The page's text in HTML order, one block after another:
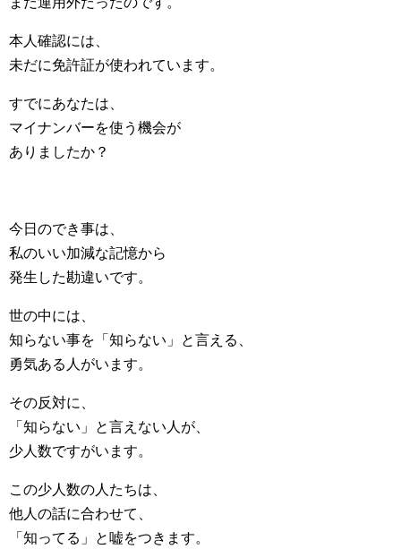
本人確認には、
未だに免許証が使われています。
すでにあなたは、
マイナンバーを使う機会が
ありましたか？
今日のでき事は、
私のいい加減な記憶から
発生した勘違いです。
世の中には、
知らない事を「知らない」と言える、
勇気ある人がいます。
その反対に、
「知らない」と言えない人が、
少人数ですがいます。
この少人数の人たちは、
他人の話に合わせて、
「知ってる」と嘘をつきます。